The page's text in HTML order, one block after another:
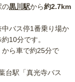
の黒川駅から約2.7km
バス停1番乗り場か
約10分です。
ら車で約25分で
台駅「真光寺バス